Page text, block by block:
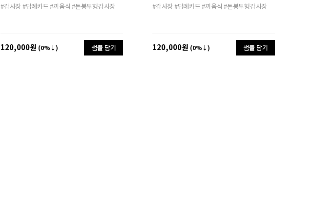
#감사장#답례카드#끼움식 #돈봉투형감사장
120,000원 (0%↓) 샘플 담기
#감사장#답례카드#끼움식 #돈봉투형감사장
120,000원 (0%↓) 샘플 담기